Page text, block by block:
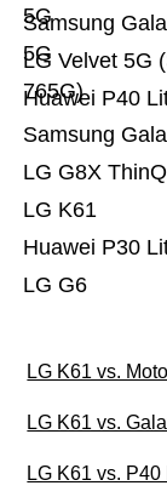
LG G6
Huawei P30
LG K61
LG G8X ThinQ
Samsung
Huawei P40
LG Velvet 5G
765G)
Samsung
5G
5G
LG K61 vs.
LG K61 vs.
LG K61 vs. P40